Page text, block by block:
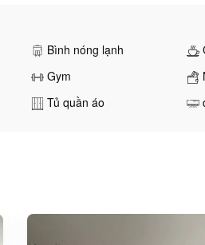
Bình nóng lạnh
Gym
Tủ quần áo